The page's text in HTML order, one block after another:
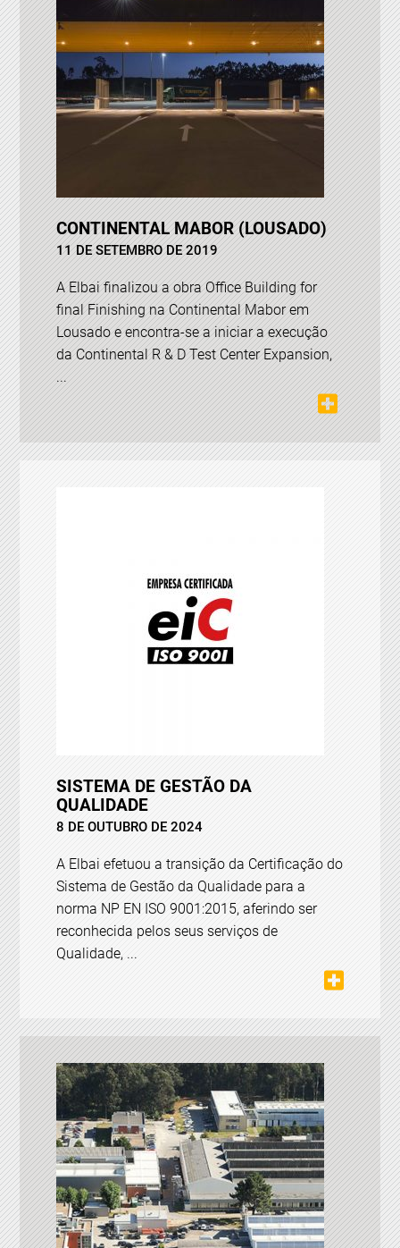
CONTINENTAL MABOR (LOUSADO)
11 DE SETEMBRO DE 2019
A Elbai finalizou a obra Office Building for
final Finishing na Continental Mabor em
Lousado e encontra-se a iniciar a execução
da Continental R & D Test Center Expansion,
...
SISTEMA DE GESTÃO DA
QUALIDADE
8 DE OUTUBRO DE 2024
A Elbai efetuou a transição da Certificação do
Sistema de Gestão da Qualidade para a
norma NP EN ISO 9001:2015, aferindo ser
reconhecida pelos seus serviços de
Qualidade, ...